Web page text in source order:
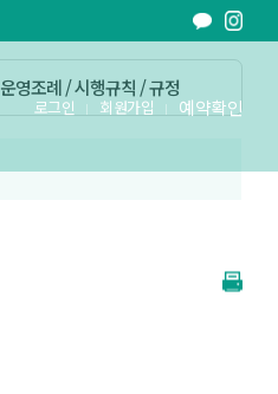
로그인 회원가입 예약확인
운영조례 / 시행규칙 / 규정